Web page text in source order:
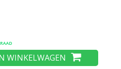
WINKELWAGEN